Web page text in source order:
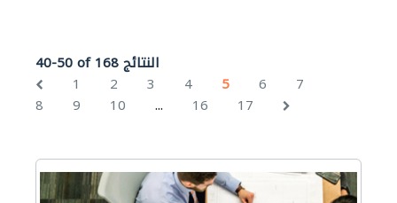
40-50 of 168 النتائج
1
2 3 4 5 6
7
8
9 10 ... 16 17